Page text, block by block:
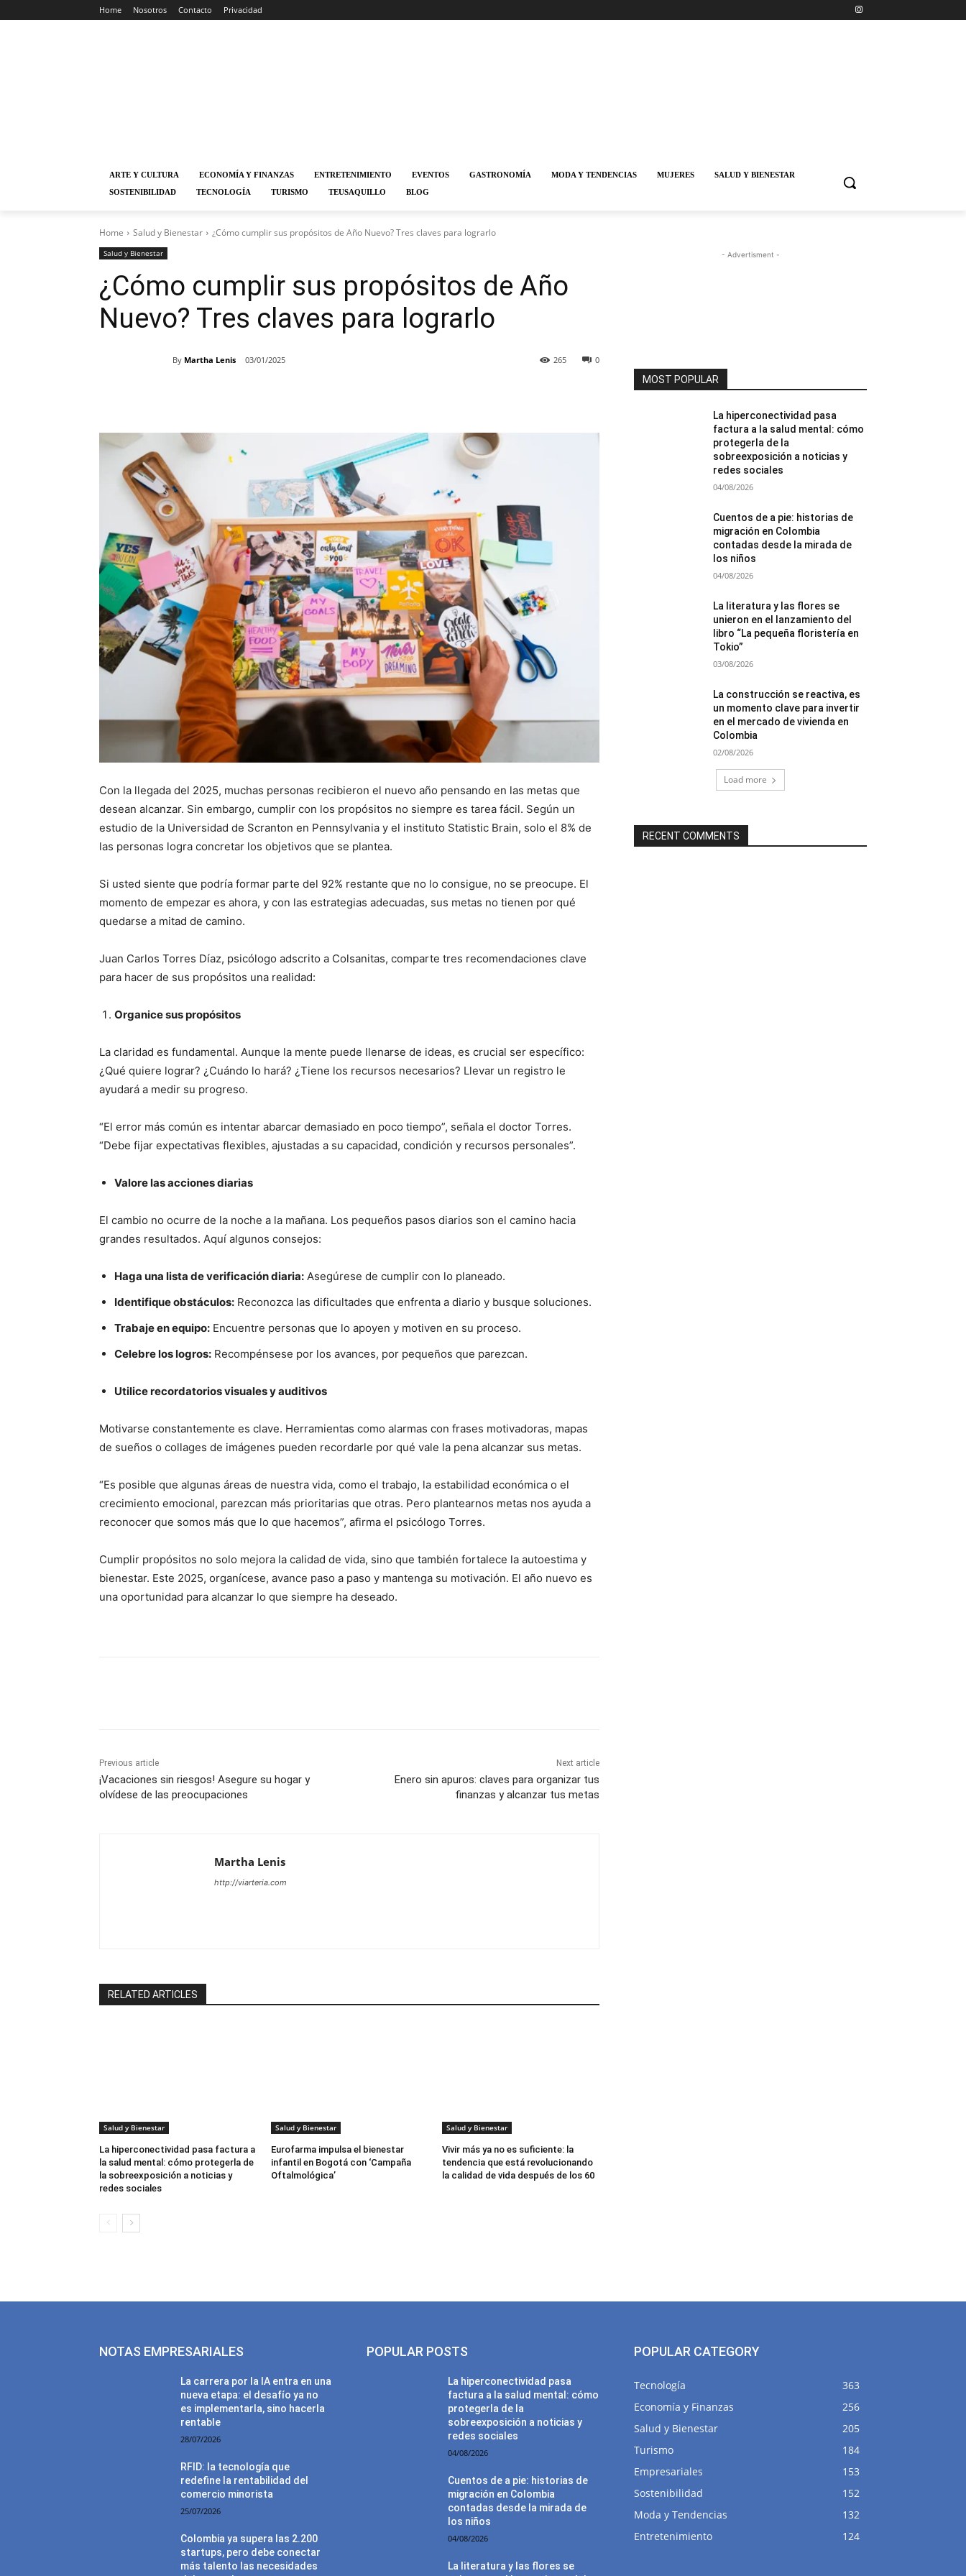
Home Nosotros Contacto Privacidad
ARTE Y CULTURA ECONOMÍA Y FINANZAS ENTRETENIMIENTO EVENTOS GASTRONOMÍA MODA Y TENDENCIAS MUJERES
SALUD Y BIENESTAR
SOSTENIBILIDAD
TECNOLOGÍA TURISMO TEUSAQUILLO BLOG
Home Salud y Bienestar ¿Cómo cumplir sus propósitos de Año Nuevo? Tres claves para lograrlo
Salud y Bienestar
¿Cómo cumplir sus propósitos de Año
Nuevo? Tres claves para lograrlo
By Martha Lenis 03/01/2025 0
265
Con la llegada del 2025, muchas personas recibieron el nuevo año pensando en las metas que
desean alcanzar. Sin embargo, cumplir con los propósitos no siempre es tarea fácil. Según un
estudio de la Universidad de Scranton en Pennsylvania y el instituto Statistic Brain, solo el 8% de
las personas logra concretar los objetivos que se plantea.
Si usted siente que podría formar parte del 92% restante que no lo consigue, no se preocupe. El
momento de empezar es ahora, y con las estrategias adecuadas, sus metas no tienen por qué
quedarse a mitad de camino.
Juan Carlos Torres Díaz, psicólogo adscrito a Colsanitas, comparte tres recomendaciones clave
para hacer de sus propósitos una realidad:
Organice sus propósitos
La claridad es fundamental. Aunque la mente puede llenarse de ideas, es crucial ser específico:
¿Qué quiere lograr? ¿Cuándo lo hará? ¿Tiene los recursos necesarios? Llevar un registro le
ayudará a medir su progreso.
“El error más común es intentar abarcar demasiado en poco tiempo”, señala el doctor Torres.
“Debe fijar expectativas flexibles, ajustadas a su capacidad, condición y recursos personales”.
Valore las acciones diarias
El cambio no ocurre de la noche a la mañana. Los pequeños pasos diarios son el camino hacia
grandes resultados. Aquí algunos consejos:
Haga una lista de verificación diaria: Asegúrese de cumplir con lo planeado.
Identifique obstáculos: Reconozca las dificultades que enfrenta a diario y busque soluciones.
Trabaje en equipo: Encuentre personas que lo apoyen y motiven en su proceso.
Celebre los logros: Recompénsese por los avances, por pequeños que parezcan.
Utilice recordatorios visuales y auditivos
Motivarse constantemente es clave. Herramientas como alarmas con frases motivadoras, mapas
de sueños o collages de imágenes pueden recordarle por qué vale la pena alcanzar sus metas.
“Es posible que algunas áreas de nuestra vida, como el trabajo, la estabilidad económica o el
crecimiento emocional, parezcan más prioritarias que otras. Pero plantearnos metas nos ayuda a
reconocer que somos más que lo que hacemos”, afirma el psicólogo Torres.
Cumplir propósitos no solo mejora la calidad de vida, sino que también fortalece la autoestima y
bienestar. Este 2025, organícese, avance paso a paso y mantenga su motivación. El año nuevo es
una oportunidad para alcanzar lo que siempre ha deseado.
Previous article
¡Vacaciones sin riesgos! Asegure su hogar y
olvídese de las preocupaciones
Next article
Enero sin apuros: claves para organizar tus
finanzas y alcanzar tus metas
Martha Lenis
http://viarteria.com
RELATED ARTICLES
Salud y Bienestar
La hiperconectividad pasa factura a
la salud mental: cómo protegerla de
la sobreexposición a noticias y
redes sociales
Salud y Bienestar
Eurofarma impulsa el bienestar
infantil en Bogotá con ‘Campaña
Oftalmológica’
Salud y Bienestar
Vivir más ya no es suficiente: la
tendencia que está revolucionando
la calidad de vida después de los 60
- Advertisment -
MOST POPULAR
La hiperconectividad pasa
factura a la salud mental: cómo
protegerla de la
sobreexposición a noticias y
redes sociales
04/08/2026
Cuentos de a pie: historias de
migración en Colombia
contadas desde la mirada de
los niños
04/08/2026
La literatura y las flores se
unieron en el lanzamiento del
libro “La pequeña floristería en
Tokio”
03/08/2026
La construcción se reactiva, es
un momento clave para invertir
en el mercado de vivienda en
Colombia
02/08/2026
Load more
RECENT COMMENTS
NOTAS EMPRESARIALES
La carrera por la IA entra en una
nueva etapa: el desafío ya no
es implementarla, sino hacerla
rentable
28/07/2026
RFID: la tecnología que
redefine la rentabilidad del
comercio minorista
25/07/2026
Colombia ya supera las 2.200
startups, pero debe conectar
más talento las necesidades
POPULAR POSTS
La hiperconectividad pasa
factura a la salud mental: cómo
protegerla de la
sobreexposición a noticias y
redes sociales
04/08/2026
Cuentos de a pie: historias de
migración en Colombia
contadas desde la mirada de
los niños
04/08/2026
La literatura y las flores se
POPULAR CATEGORY
Tecnología
363
Economía y Finanzas
256
Salud y Bienestar
205
Turismo
184
Empresariales
153
Sostenibilidad
152
Moda y Tendencias
132
Entretenimiento
124